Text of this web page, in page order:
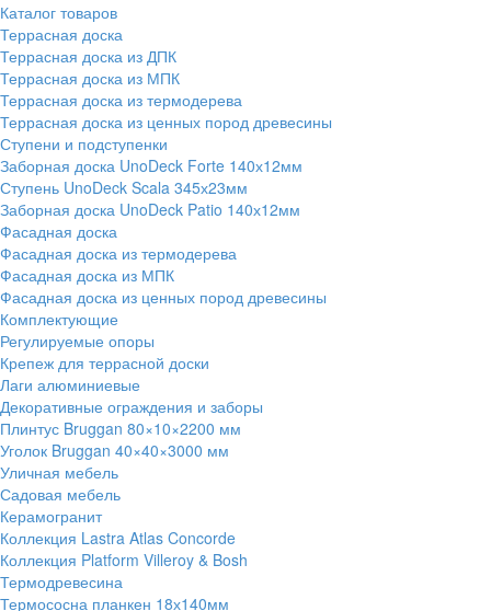
Каталог товаров
Террасная доска
Террасная доска из ДПК
Террасная доска из МПК
Террасная доска из термодерева
Террасная доска из ценных пород древесины
Ступени и подступенки
Заборная доска UnoDeck Forte 140х12мм
Ступень UnoDeck Scala 345х23мм
Заборная доска UnoDeck Patio 140х12мм
Фасадная доска
Фасадная доска из термодерева
Фасадная доска из МПК
Фасадная доска из ценных пород древесины
Комплектующие
Регулируемые опоры
Крепеж для террасной доски
Лаги алюминиевые
Декоративные ограждения и заборы
Плинтус Bruggan 80×10×2200 мм
Уголок Bruggan 40×40×3000 мм
Уличная мебель
Садовая мебель
Керамогранит
Коллекция Lastra Atlas Concorde
Коллекция Platform Villeroy & Bosh
Термодревесина
Термососна планкен 18х140мм